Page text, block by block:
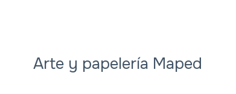
Arte y papelería Maped